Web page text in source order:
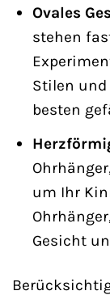
Ovales
stehen
Stilen und
besten
um Ihr
Gesicht